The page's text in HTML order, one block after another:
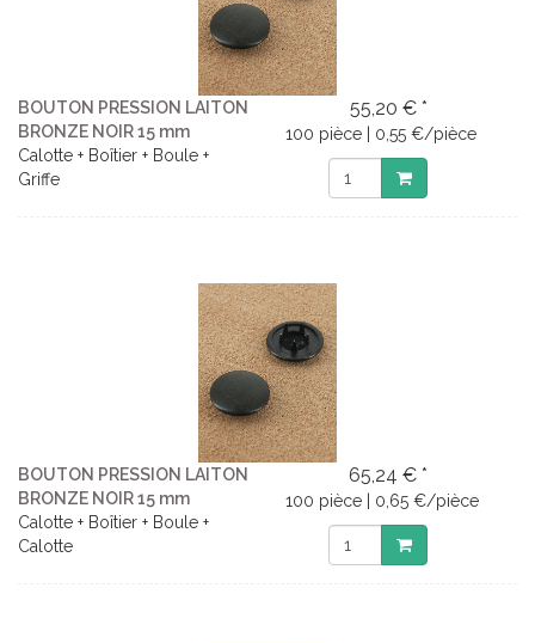
BOUTON PRESSION LAITON
BRONZE NOIR 15 mm
Calotte + Boîtier + Boule +
Griffe
55,20 € *
100 pièce | 0,55 €/pièce
BOUTON PRESSION LAITON
BRONZE NOIR 15 mm
Calotte + Boîtier + Boule +
Calotte
65,24 € *
100 pièce | 0,65 €/pièce